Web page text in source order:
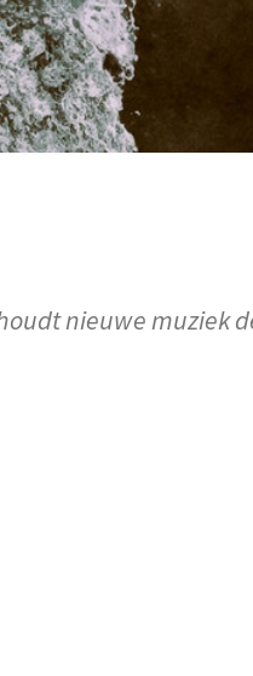
nieuwe muziek